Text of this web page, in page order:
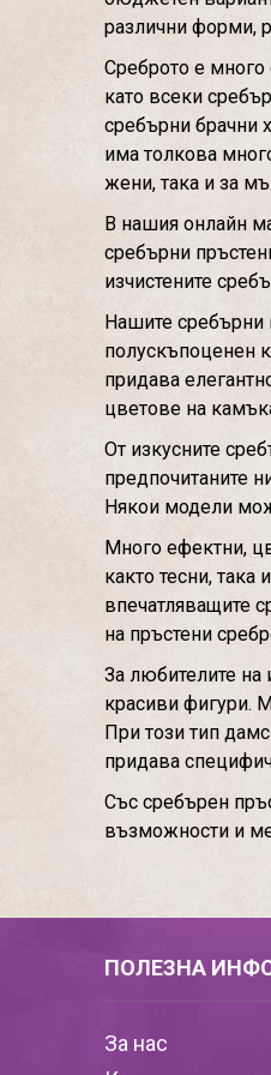
различни форми,
Среброто е много
като всеки
сребърни брачни
има толкова
жени, така и за
В нашия онлайн
сребърни
изчистените
Нашите сребърни
полускъпоценен
придава
цветове на
От изкусните
предпочитаните
Някои модели
Много ефектни,
както тесни,
впечатляващите
на пръстени
За любителите на
красиви фигури.
При този тип
придава
Със сребърен
възможности и
ПОЛЕЗНА
За нас